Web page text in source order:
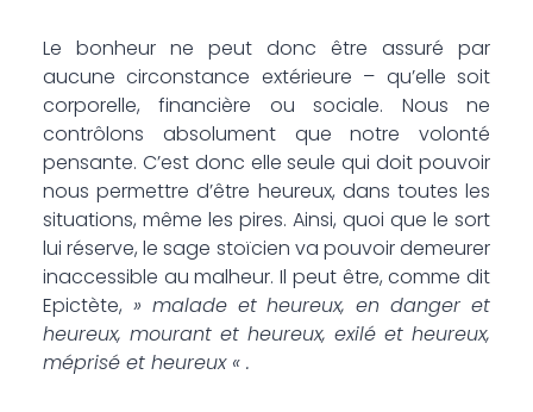
Le bonheur ne peut donc être assuré par
aucune circonstance extérieure – qu’elle soit
corporelle, financière ou sociale. Nous ne
contrôlons absolument que notre volonté
pensante. C’est donc elle seule qui doit pouvoir
nous permettre d’être heureux, dans toutes les
situations, même les pires. Ainsi, quoi que le sort
lui réserve, le sage stoïcien va pouvoir demeurer
inaccessible au malheur. Il peut être, comme dit
Epictète, » malade et heureux, en danger et
heureux, mourant et heureux, exilé et heureux,
méprisé et heureux « .